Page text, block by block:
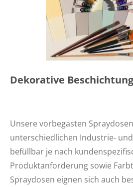
Dekorative Beschichtung
Unsere vorbegasten
unterschiedlichen Industrie-
befüllbar je nach
Produktanforderung sowie
Spraydosen eignen sich auch